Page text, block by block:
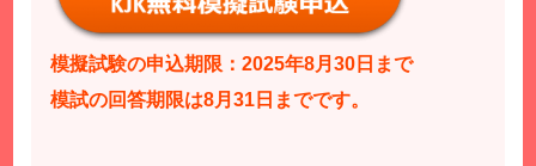
模擬試験の申込期限：2025年8月30日まで
模試の回答期限は8月31日までです。